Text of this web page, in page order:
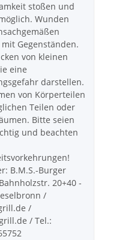
stoßen und
Wunden
mit Gegenständen.
von kleinen
eine
darstellen.
von Körperteilen
Teilen oder
Bitte seien
und beachten
B.M.S.-Burger
20+40 -
/
/
/ Tel.: